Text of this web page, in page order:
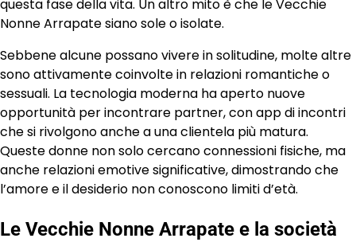
questa fase della vita. Un altro mito è che le Vecchie
Nonne Arrapate siano sole o isolate.
Sebbene alcune possano vivere in solitudine, molte altre
sono attivamente coinvolte in relazioni romantiche o
sessuali. La tecnologia moderna ha aperto nuove
opportunità per incontrare partner, con app di incontri
che si rivolgono anche a una clientela più matura.
Queste donne non solo cercano connessioni fisiche, ma
anche relazioni emotive significative, dimostrando che
l’amore e il desiderio non conoscono limiti d’età.
Le Vecchie Nonne Arrapate e la società